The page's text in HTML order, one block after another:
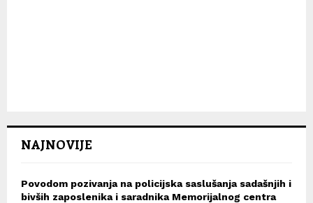
NAJNOVIJE
Povodom pozivanja na policijska saslušanja sadašnjih i
bivših zaposlenika i saradnika Memorijalnog centra